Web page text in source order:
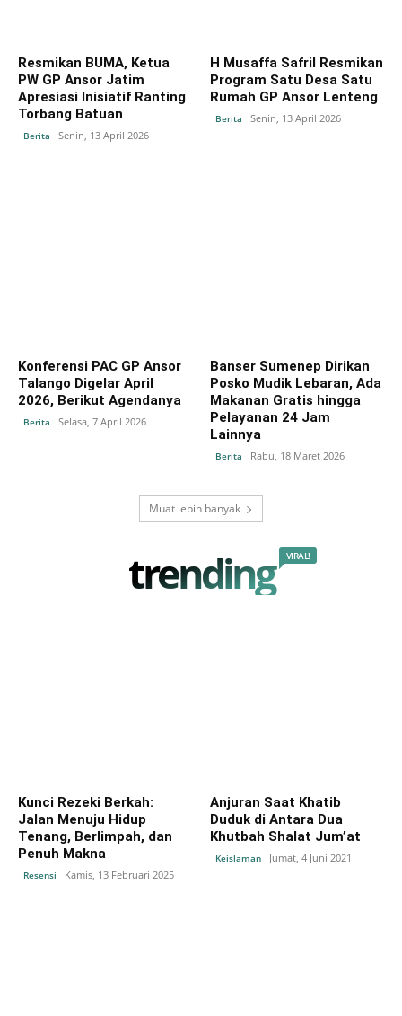
Resmikan BUMA, Ketua
PW GP Ansor Jatim
Apresiasi Inisiatif Ranting
Torbang Batuan
Berita Senin, 13 April 2026
H Musaffa Safril Resmikan
Program Satu Desa Satu
Rumah GP Ansor Lenteng
Berita Senin, 13 April 2026
Konferensi PAC GP Ansor
Talango Digelar April
2026, Berikut Agendanya
Berita Selasa, 7 April 2026
Banser Sumenep Dirikan
Posko Mudik Lebaran, Ada
Makanan Gratis hingga
Pelayanan 24 Jam
Lainnya
Berita Rabu, 18 Maret 2026
Muat lebih banyak
trending VIRAL!
Kunci Rezeki Berkah:
Jalan Menuju Hidup
Tenang, Berlimpah, dan
Penuh Makna
Resensi Kamis, 13 Februari 2025
Anjuran Saat Khatib
Duduk di Antara Dua
Khutbah Shalat Jum’at
Keislaman Jumat, 4 Juni 2021